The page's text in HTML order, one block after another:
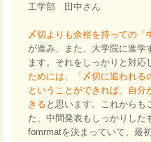
工学部 田中さん
〆切よりも余裕を持っての「
が進み、また、大学院に進学
ます。それをしっかりと対応
ためには、「〆切に追われる
ということができれば、自
きる と思います。これからも
た、中間発表もしっかりした
fomrmatを決まっていて、最